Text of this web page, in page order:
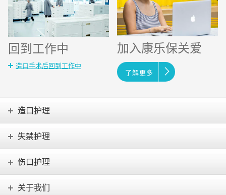
回到工作中
造口手术后回到工作中
加入康乐保关爱
了解更多
造口护理
失禁护理
伤口护理
关于我们